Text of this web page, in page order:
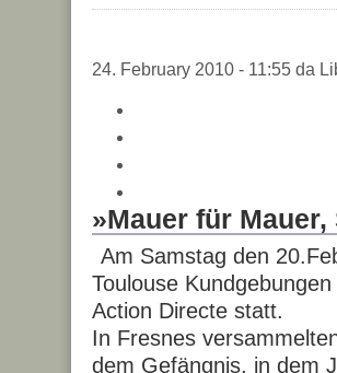
24. February 2010 - 11:55 da
»Mauer für
Am Samstag den
Toulouse
Action Directe statt.
In Fresnes
dem Gefängnis, in dem